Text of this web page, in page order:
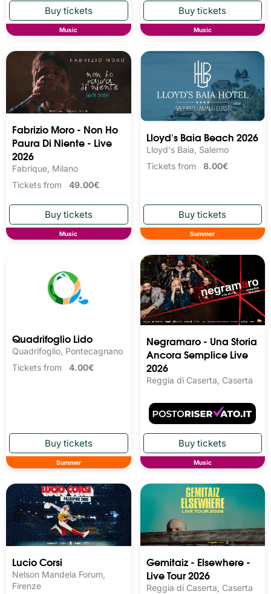
Music Music
Fabrizio Moro - Non Ho
Paura Di Niente - Live
2026
Fabrique, Milano
Tickets from 49.00€
Music
Lloyd's Baia Beach 2026
Lloyd's Baia, Salerno
Tickets from 8.00€
Summer
Quadrifoglio Lido
Quadrifoglio, Pontecagnano
Tickets from 4.00€
Summer
Negramaro - Una Storia
Ancora Semplice Live
2026
Reggia di Caserta, Caserta
Music
Lucio Corsi
Nelson Mandela Forum,
Firenze
Gemitaiz - Elsewhere -
Live Tour 2026
Reggia di Caserta, Caserta